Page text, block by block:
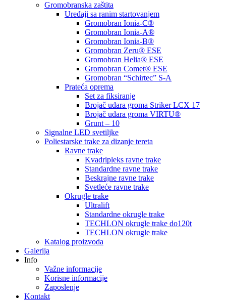
Gromobranska zaštita
Uređaji sa ranim startovanjem
Gromobran Ionia-C®
Gromobran Ionia-A®
Gromobran Ionia-B®
Gromobran Zeru® ESE
Gromobran Helia® ESE
Gromobran Comet® ESE
Gromobran “Schirtec” S-A
Prateća oprema
Set za fiksiranje
Brojač udara groma Striker LCX 17
Brojač udara groma VIRTU®
Grunt – 10
Signalne LED svetiljke
Poliestarske trake za dizanje tereta
Ravne trake
Kvadripleks ravne trake
Standardne ravne trake
Beskrajne ravne trake
Svetleće ravne trake
Okrugle trake
Ultralift
Standardne okrugle trake
TECHLON okrugle trake do120t
TECHLON okrugle trake
Katalog proizvoda
Galerija
Info
Važne informacije
Korisne informacije
Zaposlenje
Kontakt